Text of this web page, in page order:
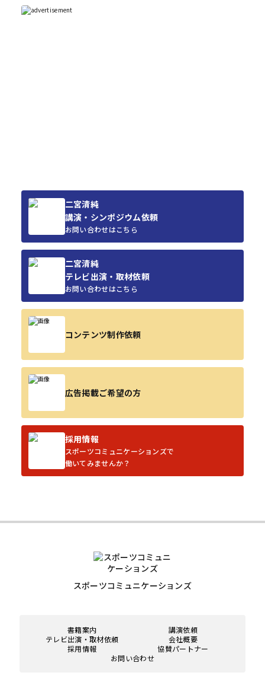
二宮清純
講演・シンポジウム依頼
お問い合わせはこちら
二宮清純
テレビ出演・取材依頼
お問い合わせはこちら
コンテンツ制作依頼
広告掲載ご希望の方
採用情報
スポーツコミュニケーションズで
働いてみませんか？
スポーツコミュニケーションズ
書籍案内
講演依頼
テレビ出演・取材依頼
会社概要
採用情報
協賛パートナー
お問い合わせ